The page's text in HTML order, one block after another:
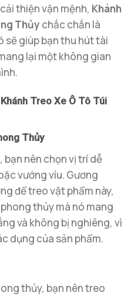
thiện vận mệnh, Khánh
Thủy chắc chắn là
sẽ giúp bạn thu hút tài
lại một không gian
Treo Xe Ô Tô Túi
Thủy
, bạn nên chọn vị trí dễ
vướng víu. Gương
để treo vật phẩm này,
thủy mà nó mang
và không bị nghiêng, vì
dụng của sản phẩm.
thủy, bạn nên treo